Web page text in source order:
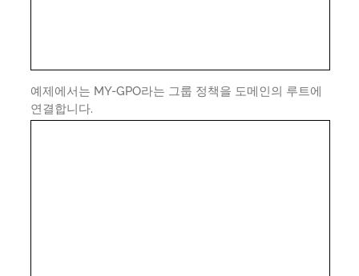
예제에서는 MY-GPO라는 그룹 정책을 도메인의 루트에
연결합니다.